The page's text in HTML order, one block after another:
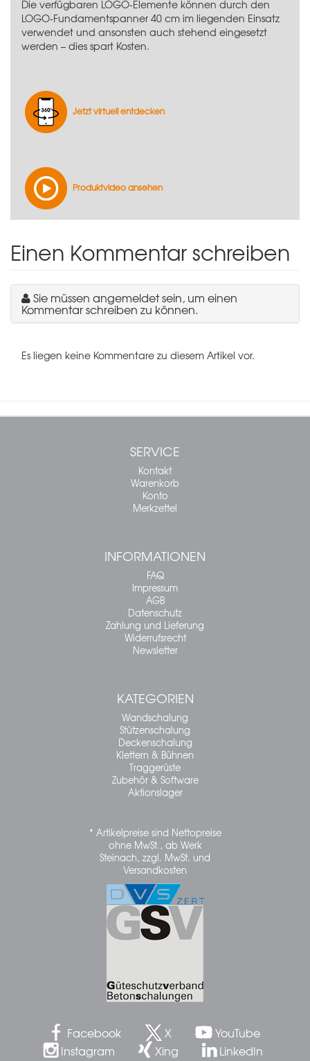
Die verfügbaren LOGO-Elemente können durch den
LOGO-Fundamentspanner 40 cm im liegenden Einsatz
verwendet und ansonsten auch stehend eingesetzt
werden – dies spart Kosten.
Jetzt virtuell entdecken
Produktvideo ansehen
Einen Kommentar schreiben
Sie müssen angemeldet sein, um einen
Kommentar schreiben zu können.
Es liegen keine Kommentare zu diesem Artikel vor.
SERVICE
Kontakt
Warenkorb
Konto
Merkzettel
INFORMATIONEN
FAQ
Impressum
AGB
Datenschutz
Zahlung und Lieferung
Widerrufsrecht
Newsletter
KATEGORIEN
Wandschalung
Stützenschalung
Deckenschalung
Klettern & Bühnen
Traggerüste
Zubehör & Software
Aktionslager
* Artikelpreise sind Nettopreise
ohne MwSt., ab Werk
Steinach, zzgl. MwSt. und
Versandkosten
Facebook X
YouTube
Instagram
Xing LinkedIn